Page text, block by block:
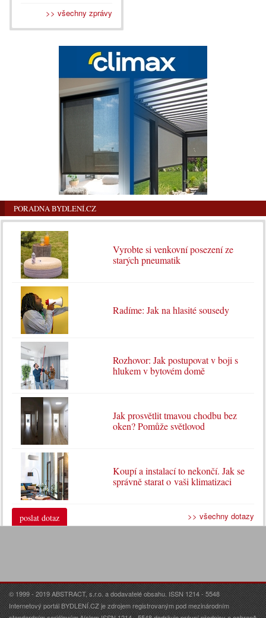
>> všechny zprávy
PORADNA BYDLENÍ.CZ
Vyrobte si venkovní posezení ze
starých pneumatik
Radíme: Jak na hlasité sousedy
Rozhovor: Jak postupovat v boji s
hlukem v bytovém domě
Jak prosvětlit tmavou chodbu bez
oken? Pomůže světlovod
Koupí a instalací to nekončí. Jak se
správně starat o vaši klimatizaci
poslat dotaz >> všechny dotazy
© 1999 - 2019 ABSTRACT, s.r.o. a dodavatelé obsahu. ISSN 1214 - 5548
Internetový portál BYDLENÍ.CZ je zdrojem registrovaným pod mezinárodním